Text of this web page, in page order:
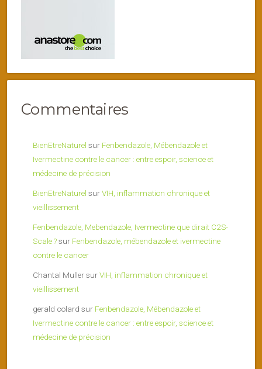
Commentaires
BienEtreNaturel sur Fenbendazole, Mébendazole et
Ivermectine contre le cancer : entre espoir, science et
médecine de précision
BienEtreNaturel surVIH, inflammation chronique et
vieillissement
Fenbendazole, Mebendazole, Ivermectine que dirait C2S-
Scale ?sur Fenbendazole, mébendazole et ivermectine
contre le cancer
Chantal MullersurVIH, inflammation chronique et
vieillissement
gerald colard sur Fenbendazole, Mébendazole et
Ivermectine contre le cancer : entre espoir, science et
médecine de précision